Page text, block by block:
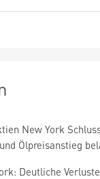
New York
Ölpreisanstieg
Deutliche